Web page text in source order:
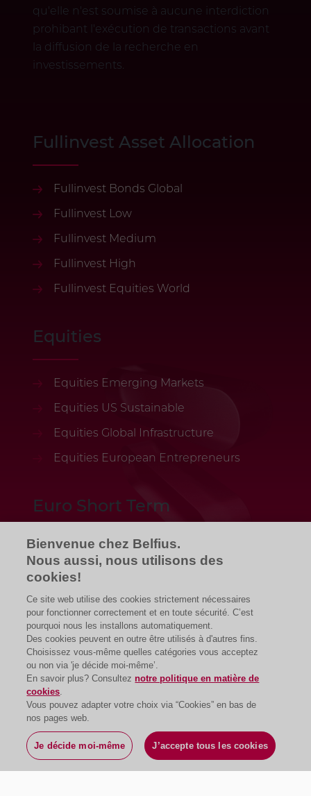
qu'elle n'est soumise à aucune interdiction
prohibant l'exécution de transactions avant
la diffusion de la recherche en
investissements.
Fullinvest Asset Allocation
Fullinvest Bonds Global
Fullinvest Low
Fullinvest Medium
Fullinvest High
Fullinvest Equities World
Equities
Equities Emerging Markets
Equities US Sustainable
Equities Global Infrastructure
Equities European Entrepreneurs
Euro Short Term
Euro Short Term
Bienvenue chez Belfius.
Nous aussi, nous utilisons des
cookies!
Ce site web utilise des cookies strictement nécessaires
pour fonctionner correctement et en toute sécurité. C’est
pourquoi nous les installons automatiquement.
Des cookies peuvent en outre être utilisés à d'autres fins.
Choisissez vous-même quelles catégories vous acceptez
ou non via 'je décide moi-même’.
En savoir plus? Consulteznotre politique en matière de
cookies.
Vous pouvez adapter votre choix via “Cookies” en bas de
nos pages web.
Je décide moi-même J’accepte tous les cookies